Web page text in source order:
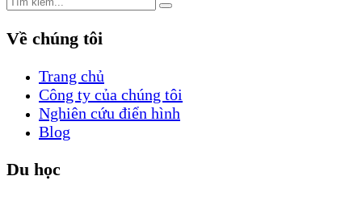
Về chúng tôi
Trang chủ
Công ty của chúng tôi
Nghiên cứu điển hình
Blog
Du học